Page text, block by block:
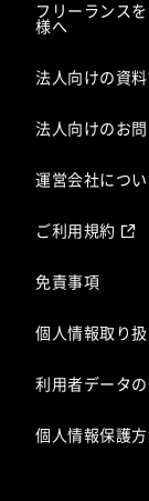
フリーランス
様へ
法人向けの資
法人向けのお
運営会社につ
ご利用規約
免責事項
個人情報取り
利用者データ
個人情報保護